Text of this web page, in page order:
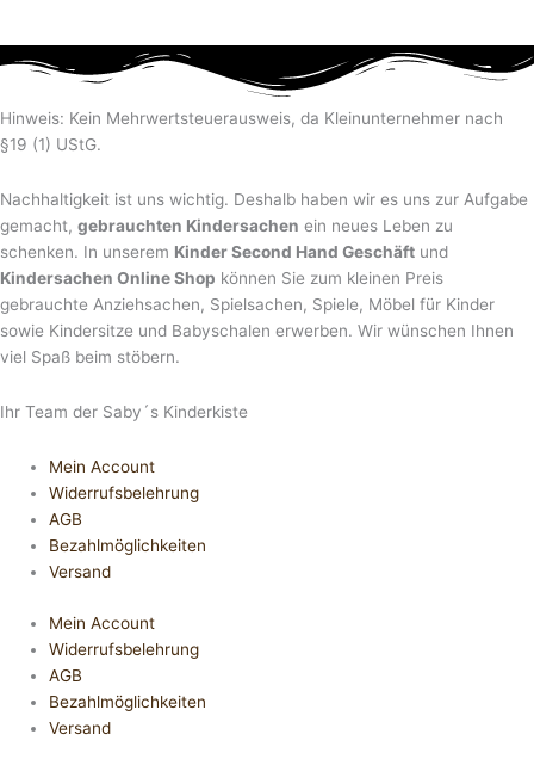
Hinweis: Kein Mehrwertsteuerausweis, da Kleinunternehmer nach
§19 (1) UStG.
Nachhaltigkeit ist uns wichtig. Deshalb haben wir es uns zur Aufgabe
gemacht, gebrauchten Kindersachen ein neues Leben zu
schenken. In unserem Kinder Second Hand Geschäft und
Kindersachen Online Shop können Sie zum kleinen Preis
gebrauchte Anziehsachen, Spiel­sachen, Spiele, Möbel für Kinder
sowie Kindersitze und Babyschalen erwerben. Wir wünschen Ihnen
viel Spaß beim stöbern.
Ihr Team der Saby´s Kinderkiste
Mein Account
Widerrufsbelehrung
AGB
Bezahlmöglichkeiten
Versand
Mein Account
Widerrufsbelehrung
AGB
Bezahlmöglichkeiten
Versand